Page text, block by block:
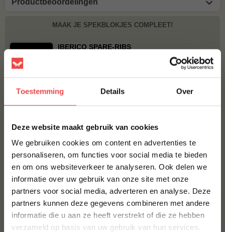
Toestemming Details Over
Deze website maakt gebruik van cookies
We gebruiken cookies om content en advertenties te
personaliseren, om functies voor social media te bieden
en om ons websiteverkeer te analyseren. Ook delen we
informatie over uw gebruik van onze site met onze
partners voor social media, adverteren en analyse. Deze
partners kunnen deze gegevens combineren met andere
informatie die u aan ze heeft verstrekt of die ze hebben
verzameld op basis van uw gebruik van hun services.
Productbeoordelingen
MAAK JE SPEKBLOKJES COMPLEET!
IBERICO SPARE-RIBS
€ 17,50
DON MARCO'S CHERRY BOMB RUB
€ 13,95
BBQUALITY PORK RUB
€ 9,95
Bestel alles
10% korting op je
eerste bestelling*
Schrijf je in voor onze nieuwsbrief en ontvang direct
10% korting op jouw eerste bestelling.
VOORNAAM